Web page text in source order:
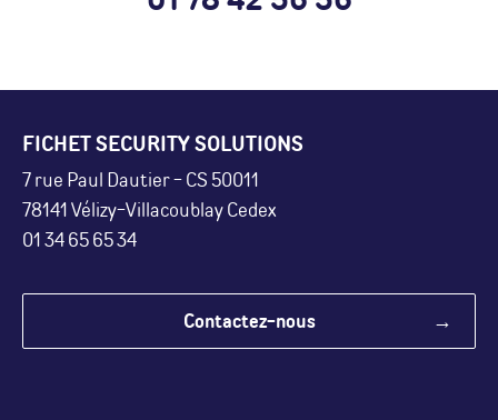
FICHET SECURITY SOLUTIONS
7 rue Paul Dautier - CS 50011
78141 Vélizy-Villacoublay Cedex
01 34 65 65 34
Contactez-nous